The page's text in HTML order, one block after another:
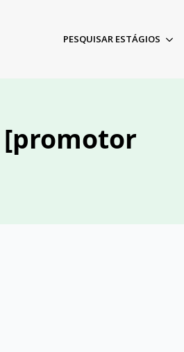
PESQUISAR ESTÁGIOS